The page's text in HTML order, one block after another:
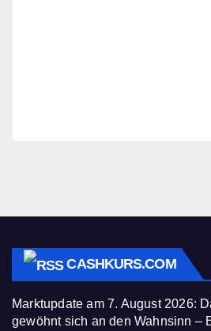
CASHKURS.COM
Marktupdate am 7. August 2026:
gewöhnt sich an den Wahnsinn –